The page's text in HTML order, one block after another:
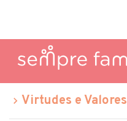
Virtudes e Valores